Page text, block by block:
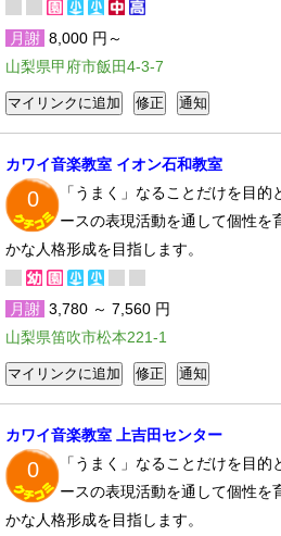
月謝 8,000 円～
山梨県甲府市飯田4-3-7
カワイ音楽教室 イオン石和教室
0
「うまく」なることだけを目的
ースの表現活動を通して個性を
かな人格形成を目指します。
月謝 3,780 ～ 7,560 円
山梨県笛吹市松本221-1
カワイ音楽教室 上吉田センター
0
「うまく」なることだけを目的
ースの表現活動を通して個性を
かな人格形成を目指します。